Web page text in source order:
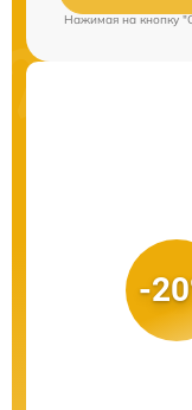
Нажимая на кнопку
-